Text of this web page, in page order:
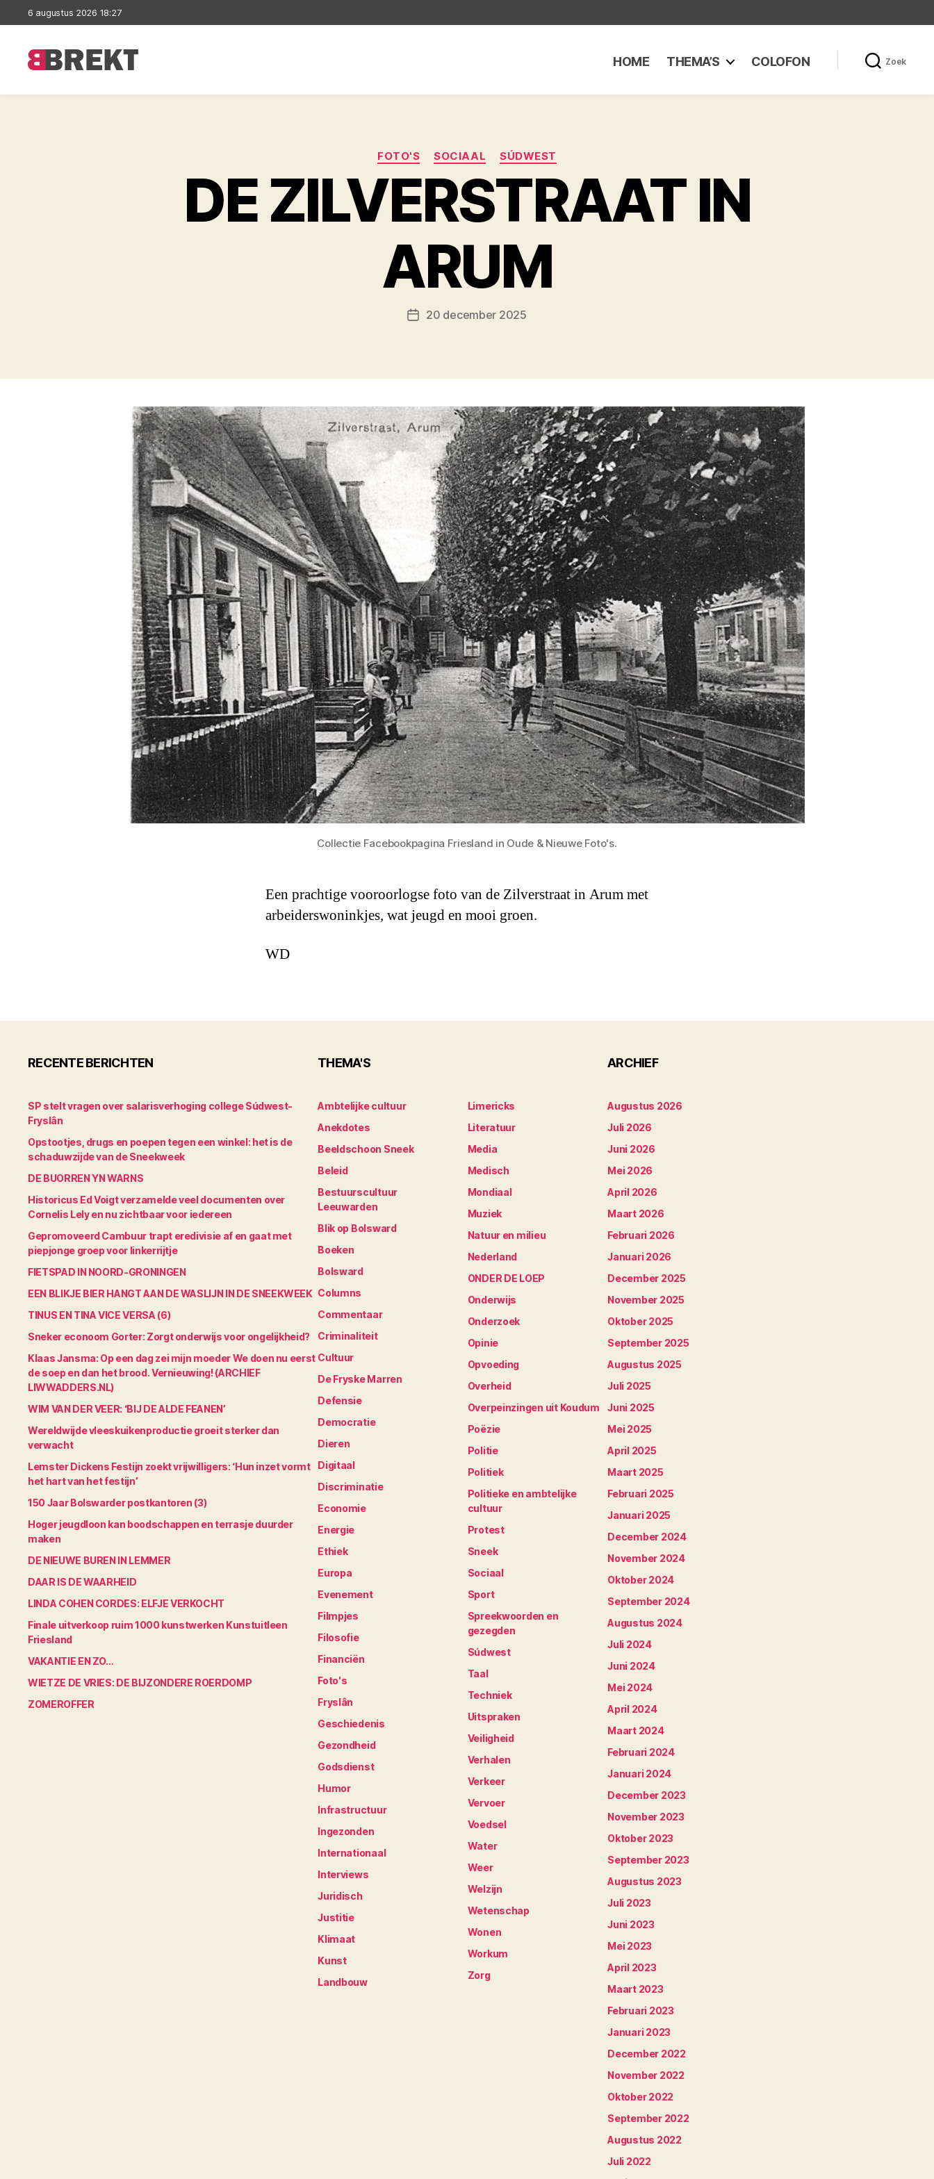
6 augustus 2026 18:27
HOME THEMA’S COLOFON Zoek
Categorieën
FOTO'S SOCIAAL SÚDWEST
DE ZILVERSTRAAT IN
ARUM
Berichtdatum
20 december 2025
Collectie Facebookpagina Friesland in Oude & Nieuwe Foto's.
Een prachtige vooroorlogse foto van de Zilverstraat in Arum met
arbeiderswoninkjes, wat jeugd en mooi groen.
WD
RECENTE BERICHTEN
SP stelt vragen over salarisverhoging college Súdwest-
Fryslân
Opstootjes, drugs en poepen tegen een winkel: het is de
schaduwzijde van de Sneekweek
DE BUORREN YN WARNS
Historicus Ed Voigt verzamelde veel documenten over
Cornelis Lely en nu zichtbaar voor iedereen
Gepromoveerd Cambuur trapt eredivisie af en gaat met
piepjonge groep voor linkerrijtje
FIETSPAD IN NOORD-GRONINGEN
EEN BLIKJE BIER HANGT AAN DE WASLIJN IN DE SNEEKWEEK
TINUS EN TINA VICE VERSA (6)
Sneker econoom Gorter: Zorgt onderwijs voor ongelijkheid?
Klaas Jansma: Op een dag zei mijn moeder We doen nu eerst
de soep en dan het brood. Vernieuwing! (ARCHIEF
LIWWADDERS.NL)
WIM VAN DER VEER: ‘BIJ DE ALDE FEANEN’
Wereldwijde vleeskuikenproductie groeit sterker dan
verwacht
Lemster Dickens Festijn zoekt vrijwilligers: ‘Hun inzet vormt
het hart van het festijn’
150 Jaar Bolswarder postkantoren (3)
Hoger jeugdloon kan boodschappen en terrasje duurder
maken
DE NIEUWE BUREN IN LEMMER
DAAR IS DE WAARHEID
LINDA COHEN CORDES: ELFJE VERKOCHT
Finale uitverkoop ruim 1000 kunstwerken Kunstuitleen
Friesland
VAKANTIE EN ZO…
WIETZE DE VRIES: DE BIJZONDERE ROERDOMP
ZOMEROFFER
THEMA'S
Ambtelijke cultuur
Anekdotes
Beeldschoon Sneek
Beleid
Bestuurscultuur
Leeuwarden
Blik op Bolsward
Boeken
Bolsward
Columns
Commentaar
Criminaliteit
Cultuur
De Fryske Marren
Defensie
Democratie
Dieren
Digitaal
Discriminatie
Economie
Energie
Ethiek
Europa
Evenement
Filmpjes
Filosofie
Financiën
Foto's
Fryslân
Geschiedenis
Gezondheid
Godsdienst
Humor
Infrastructuur
Ingezonden
Internationaal
Interviews
Juridisch
Justitie
Klimaat
Kunst
Landbouw
Limericks
Literatuur
Media
Medisch
Mondiaal
Muziek
Natuur en milieu
Nederland
ONDER DE LOEP
Onderwijs
Onderzoek
Opinie
Opvoeding
Overheid
Overpeinzingen uit Koudum
Poëzie
Politie
Politiek
Politieke en ambtelijke
cultuur
Protest
Sneek
Sociaal
Sport
Spreekwoorden en
gezegden
Súdwest
Taal
Techniek
Uitspraken
Veiligheid
Verhalen
Verkeer
Vervoer
Voedsel
Water
Weer
Welzijn
Wetenschap
Wonen
Workum
Zorg
ARCHIEF
Augustus 2026
Juli 2026
Juni 2026
Mei 2026
April 2026
Maart 2026
Februari 2026
Januari 2026
December 2025
November 2025
Oktober 2025
September 2025
Augustus 2025
Juli 2025
Juni 2025
Mei 2025
April 2025
Maart 2025
Februari 2025
Januari 2025
December 2024
November 2024
Oktober 2024
September 2024
Augustus 2024
Juli 2024
Juni 2024
Mei 2024
April 2024
Maart 2024
Februari 2024
Januari 2024
December 2023
November 2023
Oktober 2023
September 2023
Augustus 2023
Juli 2023
Juni 2023
Mei 2023
April 2023
Maart 2023
Februari 2023
Januari 2023
December 2022
November 2022
Oktober 2022
September 2022
Augustus 2022
Juli 2022